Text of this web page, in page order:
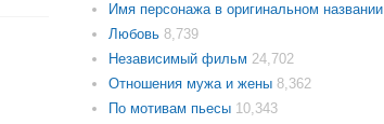
Имя персонажа в оригинальном названии
Любовь 8,739
Независимый фильм 24,702
Отношения мужа и жены 8,362
По мотивам пьесы 10,343